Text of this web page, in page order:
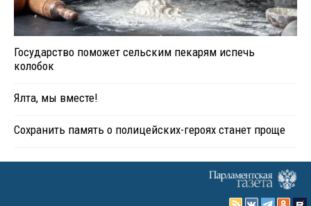
Государство поможет сельским пекарям испечь
колобок
Ялта, мы вместе!
Сохранить память о полицейских-героях станет проще